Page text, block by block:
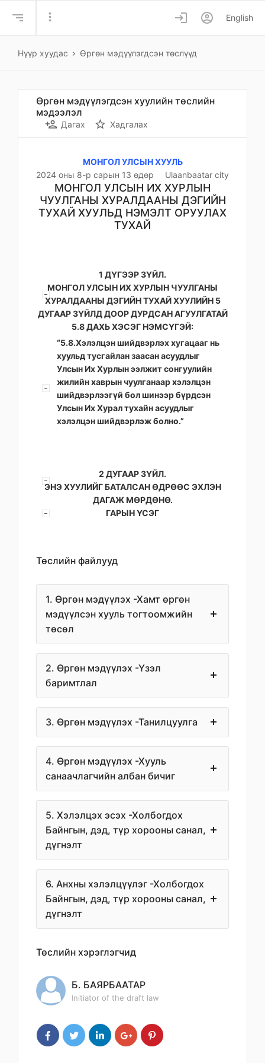
more_vert login account_circle English
Нүүр хуудас Өргөн мэдүүлэгдсэн төслүүд
Өргөн мэдүүлэгдсэн хуулийн төслийн
мэдээлэл
person_add Дагах star_border Хадгалах
МОНГОЛ УЛСЫН ХУУЛЬ
2024 оны 8-р сарын 13 өдөр
Ulaanbaatar city
МОНГОЛ УЛСЫН ИХ ХУРЛЫН
ЧУУЛГАНЫ ХУРАЛДААНЫ ДЭГИЙН
ТУХАЙ ХУУЛЬД НЭМЭЛТ ОРУУЛАХ
ТУХАЙ
1 ДҮГЭЭР ЗҮЙЛ.
МОНГОЛ УЛСЫН ИХ ХУРЛЫН ЧУУЛГАНЫ
ХУРАЛДААНЫ ДЭГИЙН ТУХАЙ ХУУЛИЙН 5
ДУГААР ЗҮЙЛД ДООР ДУРДСАН АГУУЛГАТАЙ
5.8 ДАХЬ ХЭСЭГ НЭМСҮГЭЙ:
“5.8.Хэлэлцэн шийдвэрлэх хугацааг нь
хуульд тусгайлан заасан асуудлыг
Улсын Их Хурлын ээлжит сонгуулийн
жилийн хаврын чуулганаар хэлэлцэн
шийдвэрлээгүй бол шинээр бүрдсэн
Улсын Их Хурал тухайн асуудлыг
хэлэлцэн шийдвэрлэж болно.”
2 ДУГААР ЗҮЙЛ.
ЭНЭ ХУУЛИЙГ БАТАЛСАН ӨДРӨӨС ЭХЛЭН
ДАГАЖ МӨРДӨНӨ.
ГАРЫН ҮСЭГ
Төслийн файлууд
1. Өргөн мэдүүлэх -Хамт өргөн
мэдүүлсэн хууль тогтоомжийн
төсөл
2. Өргөн мэдүүлэх -Үзэл
баримтлал
3. Өргөн мэдүүлэх -Танилцуулга
4. Өргөн мэдүүлэх -Хууль
санаачлагчийн албан бичиг
5. Хэлэлцэх эсэх -Холбогдох
Байнгын, дэд, түр хорооны санал,
дүгнэлт
6. Анхны хэлэлцүүлэг -Холбогдох
Байнгын, дэд, түр хорооны санал,
дүгнэлт
Төслийн хэрэглэгчид
Б. БАЯРБААТАР
Initiator of the draft law